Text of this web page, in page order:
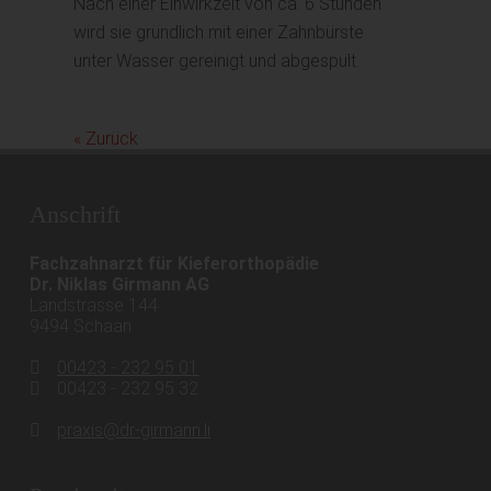
wird sie gründlich mit einer Zahnbürste
unter Wasser gereinigt und abgespült.
« Zurück